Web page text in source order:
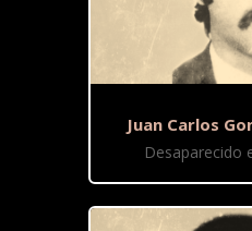
Juan Carlos
Desaparecido